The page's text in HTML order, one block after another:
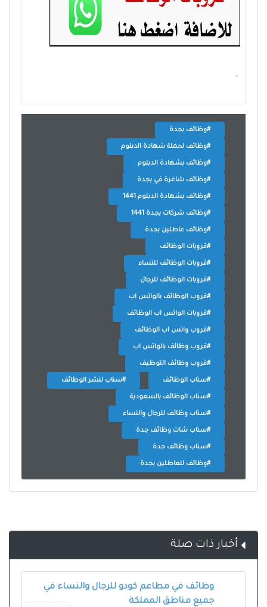
- ‏
#وظائف بجدة
#وظائف لحملة شهادة الدبلوم
#وظائف بشهادة الدبلوم
#وظائف شاغرة في بجدة
#وظائف بشهادة الدبلوم 1441
#وظائف شركات بجدة 1441
#وظائف عاطلين بجدة
#قروبات الوظائف
#قروبات الوظائف للنساء
#قروبات الوظائف للرجال
#قروب الوظائف بالواتس اب
#قروبات الواتس اب الوظائف
#قروب واتس اب الوظائف
#قروب وظائف بالواتس اب
#قروب وظائف التوظيف
#سناب الوظائف #سناب لنشر الوظائف
#سناب الوظائف بالسعودية
#سناب وظائف للرجال والنساء
#سناب شات وظائف جدة
#سناب وظائف جدة
#وظائف للعاطلين بجدة
أخبار ذات صلة
وظائف في مطاعم كودو للرجال والنساء في
جميع مناطق المملكة